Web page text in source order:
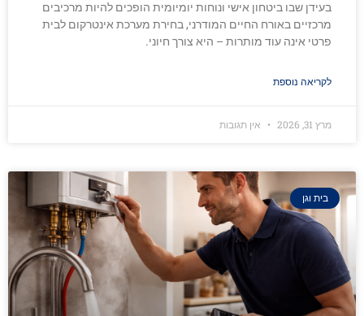
בעידן שבו ביטחון אישי ונוחות יומיומית הופכים להיות מרכיבים
מרכזיים באורח החיים המודרני, בחירת מערכת אינטרקום לבית
פרטי אינה עוד מותרות – היא צורך חיוני.
לקריאה נוספת
מרץ 31, 2026 אין תגובות
בית וגן